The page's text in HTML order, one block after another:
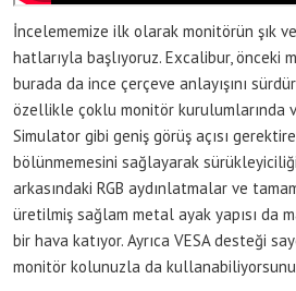
İncelememize ilk olarak monitörün şık
hatlarıyla başlıyoruz. Excalibur, önceki
burada da ince çerçeve anlayışını
özellikle çoklu monitör kurulumlarında
Simulator gibi geniş görüş açısı
bölünmemesini sağlayarak
arkasındaki RGB aydınlatmalar ve
üretilmiş sağlam metal ayak yapısı da
bir hava katıyor. Ayrıca VESA desteği
monitör kolunuzla da